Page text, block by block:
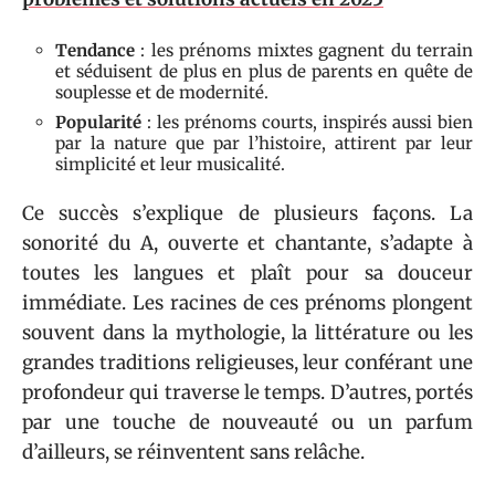
Tendance : les prénoms mixtes gagnent du terrain
et séduisent de plus en plus de parents en quête de
souplesse et de modernité.
Popularité : les prénoms courts, inspirés aussi bien
par la nature que par l’histoire, attirent par leur
simplicité et leur musicalité.
Ce succès s’explique de plusieurs façons. La
sonorité du A, ouverte et chantante, s’adapte à
toutes les langues et plaît pour sa douceur
immédiate. Les racines de ces prénoms plongent
souvent dans la mythologie, la littérature ou les
grandes traditions religieuses, leur conférant une
profondeur qui traverse le temps. D’autres, portés
par une touche de nouveauté ou un parfum
d’ailleurs, se réinventent sans relâche.